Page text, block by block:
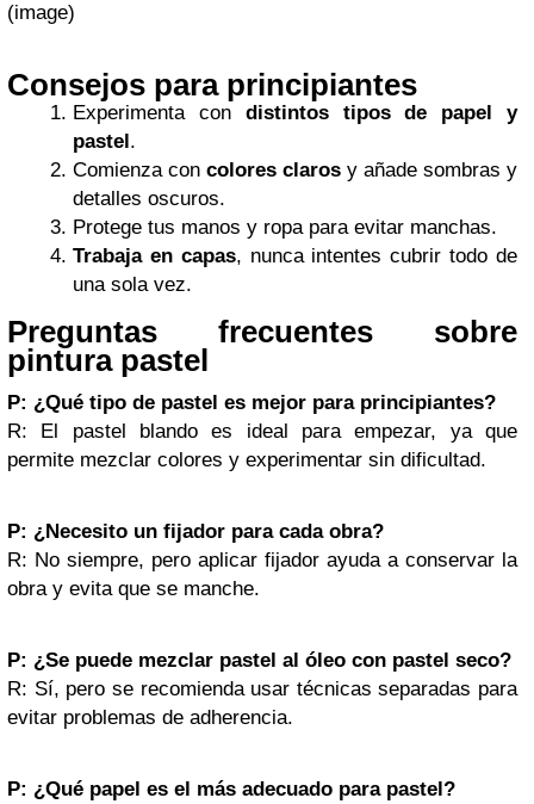
(image)
Consejos para principiantes
Experimenta con distintos tipos de papel y
pastel .
Comienza con colores claros y añade sombras y
detalles oscuros.
Protege tus manos y ropa para evitar manchas.
Trabaja en capas, nunca intentes cubrir todo de
una sola vez.
Preguntas frecuentes sobre
pintura pastel
P: ¿Qué tipo de pastel es mejor para principiantes?
R: El pastel blando es ideal para empezar, ya que
permite mezclar colores y experimentar sin dificultad.
P: ¿Necesito un fijador para cada obra?
R: No siempre, pero aplicar fijador ayuda a conservar la
obra y evita que se manche.
P: ¿Se puede mezclar pastel al óleo con pastel seco?
R: Sí, pero se recomienda usar técnicas separadas para
evitar problemas de adherencia.
P: ¿Qué papel es el más adecuado para pastel?